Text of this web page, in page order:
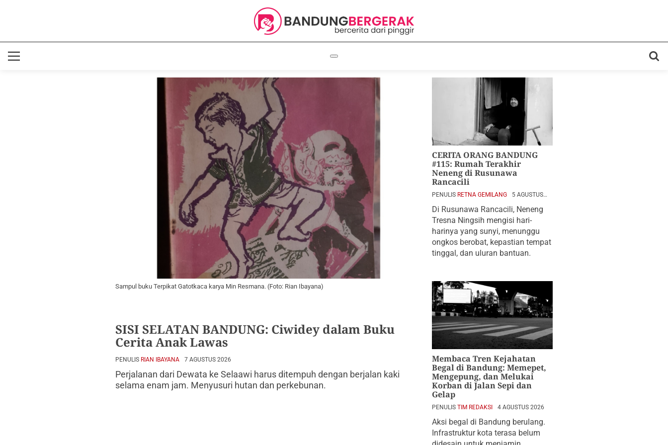
Sampul buku Terpikat Gatotkaca karya Min Resmana. (Foto: Rian Ibayana)
SISI SELATAN BANDUNG: Ciwidey dalam Buku
Cerita Anak Lawas
PENULIS RIAN IBAYANA 7 AGUSTUS 2026
Perjalanan dari Dewata ke Selaawi harus ditempuh dengan berjalan kaki
selama enam jam. Menyusuri hutan dan perkebunan.
CERITA ORANG BANDUNG
#115: Rumah Terakhir
Neneng di Rusunawa
Rancacili
PENULIS RETNA GEMILANG
5 AGUSTUS
Di Rusunawa Rancacili, Neneng
Tresna Ningsih mengisi hari-
harinya yang sunyi, menunggu
ongkos berobat, kepastian tempat
tinggal, dan uluran bantuan.
Membaca Tren Kejahatan
Begal di Bandung: Memepet,
Mengepung, dan Melukai
Korban di Jalan Sepi dan
Gelap
PENULIS TIM REDAKSI 4 AGUSTUS 2026
Aksi begal di Bandung berulang.
Infrastruktur kota terasa belum